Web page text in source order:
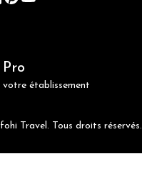
Pro
votre établissement
Travel. Tous droits réservés.